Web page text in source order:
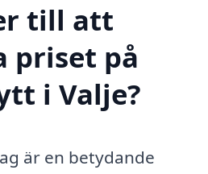
till att
priset på
i Valje?
är en betydande